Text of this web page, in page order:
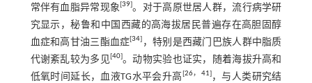
常伴有血脂异常现象 [39 。对于高原世居人群，流行病学研
究显示，秘鲁和中国西藏的高海拔居民普遍存在高胆固醇
血症和高甘油三酯血症 [34 ，特别是西藏门巴族人群中脂质
代谢紊乱较为多见 40] 。动物实验也证实，随着海拔升高和
低氧时间延长，血液TG水平会升高 26， 41 ，与人类研究结